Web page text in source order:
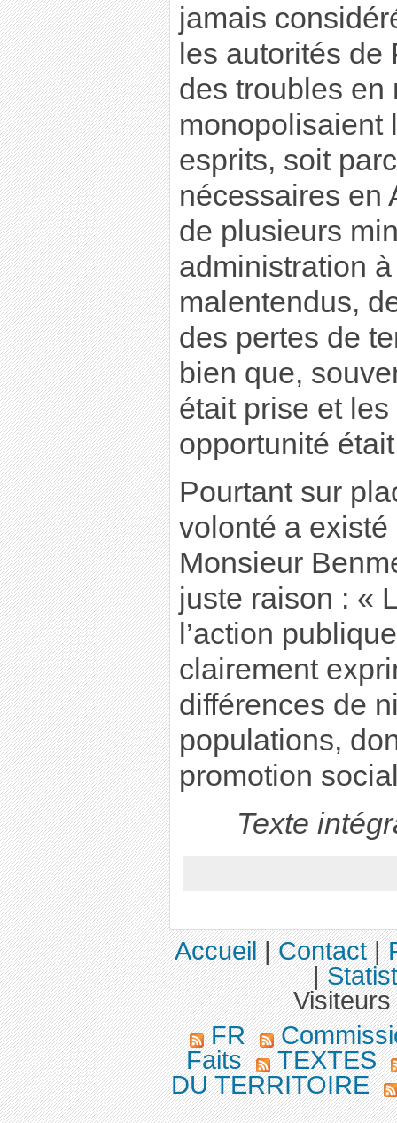
jamais
les autorités
des troubles en
monopolisaient
esprits, soit
nécessaires en
de plusieurs
administration
malentendus,
des pertes de
bien que,
était prise et les
opportunité
Pourtant sur
volonté a
Monsieur
juste raison : «
l’action
clairement
différences de
populations,
promotion
Texte
Accueil|Contact|
|
FR
Faits
TEXTES
DU TERRITOIRE